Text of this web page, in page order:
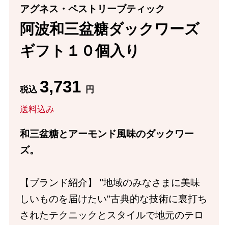
アグネス・ペストリーブティック
阿波和三盆糖ダックワーズ
ギフト１０個入り
税込 3,731 円
送料込み
和三盆糖とアーモンド風味のダックワー
ズ。
【ブランド紹介】 "地域のみなさまに美味
しいものを届けたい"古典的な技術に裏打ち
されたテクニックとスタイルで地元のテロ